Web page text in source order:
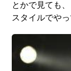
とかで見ても
スタイルでやっ